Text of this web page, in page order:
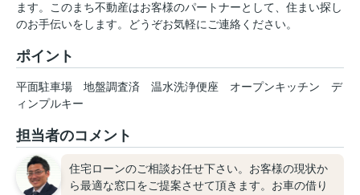
ます。このまち不動産はお客様のパートナーとして、住まい探し
のお手伝いをします。どうぞお気軽にご連絡ください。
ポイント
平面駐車場 地盤調査済 温水洗浄便座 オープンキッチン
デ
ィンプルキー
担当者のコメント
住宅ローンのご相談お任せ下さい。お客様の現状か
ら最適な窓口をご提案させて頂きます。お車の借り